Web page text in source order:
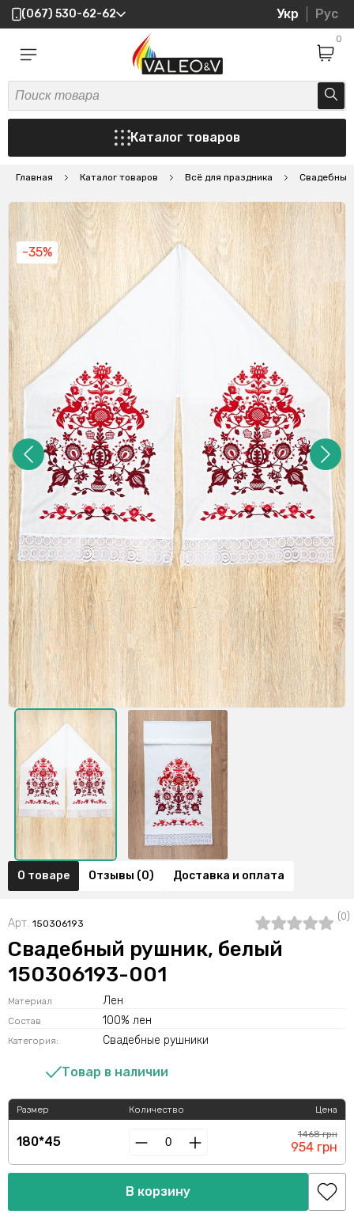
(067) 530-62-62 Укр Рус
0
Каталог товаров
Главная Каталог товаров Всё для праздника Свадебные
-35%
О товаре Отзывы (0) Доставка и оплата
Арт. 150306193
(0)
Свадебный рушник, белый
150306193-001
Материал Лен
Состав 100% лен
Категория: Свадебные рушники
Товар в наличии
Размер
180*45
Количество Цена
1468 грн
954 грн
В корзину